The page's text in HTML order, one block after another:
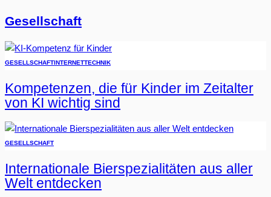
Gesellschaft
GESELLSCHAFTINTERNETTECHNIK
Kompetenzen, die für Kinder im Zeitalter
von KI wichtig sind
GESELLSCHAFT
Internationale Bierspezialitäten aus aller
Welt entdecken